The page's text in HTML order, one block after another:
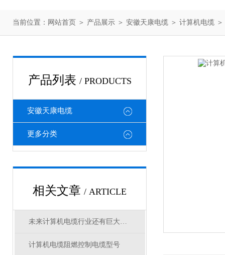
当前位置： 网站首页 ＞ 产品展示 ＞ 安徽天康电缆 ＞ 计算机电缆
产品列表 / PRODUCTS
安徽天康电缆
更多分类
相关文章 / ARTICLE
未来计算机电缆行业还有巨大的发展潜力
计算机电缆阻燃控制电缆型号